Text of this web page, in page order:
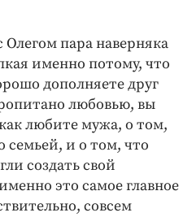
пара наверняка
именно потому, что
дополняете друг
любовью, вы
любите мужа, о том,
семьей, и о том, что
создать свой
это самое главное
совсем